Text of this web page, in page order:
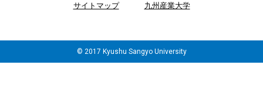
サイトマップ 九州産業大学
© 2017 Kyushu Sangyo University